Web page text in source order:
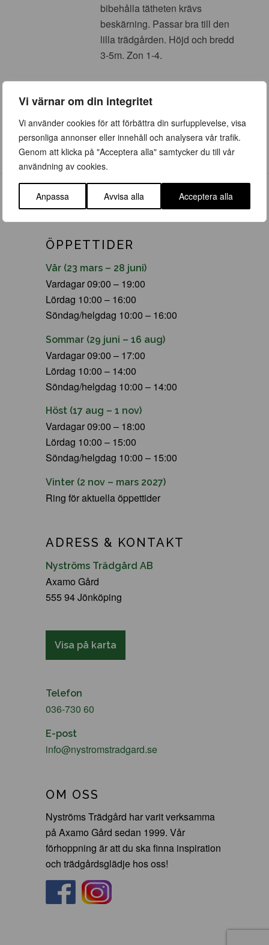
Vi värnar om din integritet
Vi använder cookies för att förbättra din surfupplevelse, visa
personliga annonser eller innehåll och analysera vår trafik.
Genom att klicka på "Acceptera alla" samtycker du till vår
användning av cookies.
Anpassa Avvisa alla Acceptera alla
bibehålla tätheten krävs
beskärning. Passar bra till den
lilla trädgården. Höjd och bredd
3-5m. Zon 1-4.
ÖPPETTIDER
Vår (23 mars – 28 juni)
Vardagar 09:00 – 19:00
Lördag 10:00 – 16:00
Söndag/helgdag 10:00 – 16:00
Sommar (29 juni – 16 aug)
Vardagar 09:00 – 17:00
Lördag 10:00 – 14:00
Söndag/helgdag 10:00 – 14:00
Höst (17 aug – 1 nov)
Vardagar 09:00 – 18:00
Lördag 10:00 – 15:00
Söndag/helgdag 10:00 – 15:00
Vinter (2 nov – mars 2027)
Ring för aktuella öppettider
ADRESS & KONTAKT
Nyströms Trädgård AB
Axamo Gård
555 94 Jönköping
Visa på karta
Telefon
036-730 60
E-post
info@nystromstradgard.se
OM OSS
Nyströms Trädgård har varit verksamma
på Axamo Gård sedan 1999. Vår
förhoppning är att du ska finna inspiration
och trädgårdsglädje hos oss!